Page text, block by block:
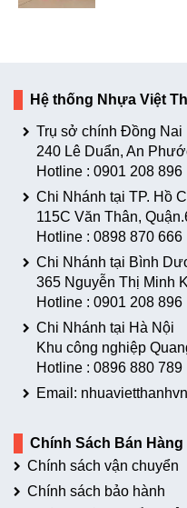
Hệ thống Nhựa Việt
Trụ sở chính Đồng Nai
240 Lê Duẩn, An
Hotline : 0901 208 896
Chi Nhánh tại TP. Hồ
115C Văn Thân,
Hotline : 0898 870 666
Chi Nhánh tại Bình
365 Nguyễn Thị Minh
Hotline : 0901 208 896
Chi Nhánh tại Hà Nội
Khu công nghiệp
Hotline : 0896 880 789
Email:
Chính Sách Bán Hàng
Chính sách vận chuyển
Chính sách bảo hành